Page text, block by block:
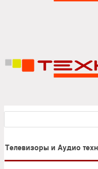
Телевизоры и Аудио